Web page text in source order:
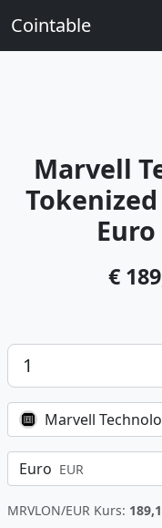
Cointable
Marvell
€
Betrag
Marvell
Euro EUR
MRVLON/EUR Kurs: 189,1